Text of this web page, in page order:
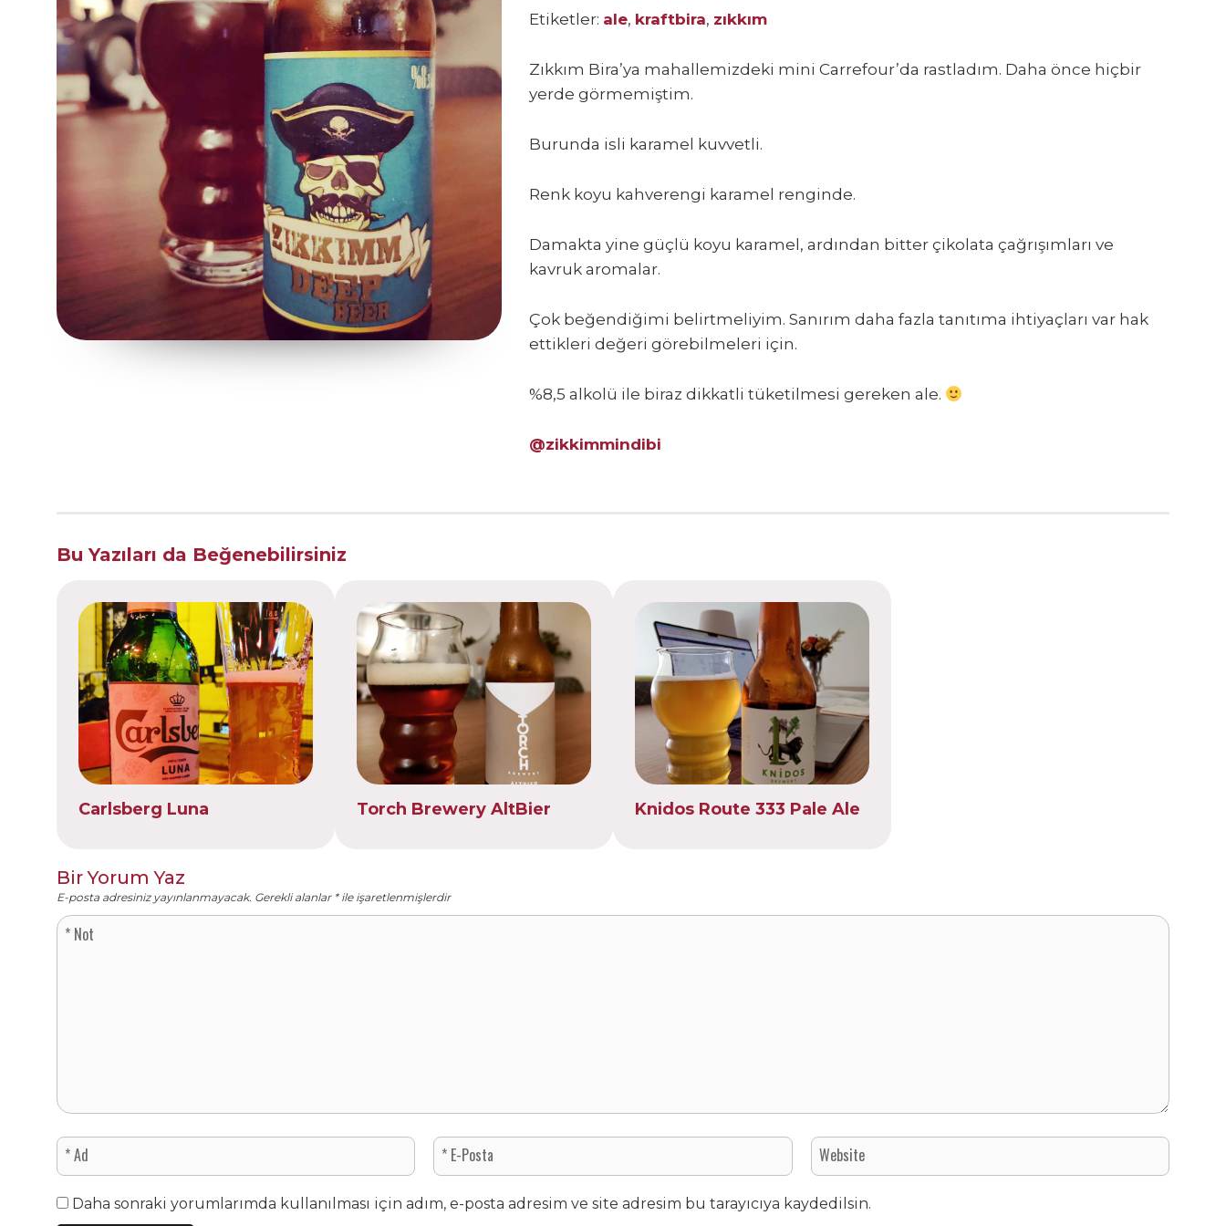
Etiketler: ale, kraftbira, zıkkım
Zıkkım Bira’ya mahallemizdeki mini Carrefour’da rastladım. Daha önce hiçbir
yerde görmemiştim.
Burunda isli karamel kuvvetli.
Renk koyu kahverengi karamel renginde.
Damakta yine güçlü koyu karamel, ardından bitter çikolata çağrışımları ve
kavruk aromalar.
Çok beğendiğimi belirtmeliyim. Sanırım daha fazla tanıtıma ihtiyaçları var hak
ettikleri değeri görebilmeleri için.
%8,5 alkolü ile biraz dikkatli tüketilmesi gereken ale.
@zikkimmindibi
Bu Yazıları da Beğenebilirsiniz
Carlsberg Luna Torch Brewery AltBier Knidos Route 333 Pale Ale
Bir Yorum Yaz
E-posta adresiniz yayınlanmayacak. Gerekli alanlar *ile işaretlenmişlerdir
Daha sonraki yorumlarımda kullanılması için adım, e-posta adresim ve site adresim bu tarayıcıya kaydedilsin.